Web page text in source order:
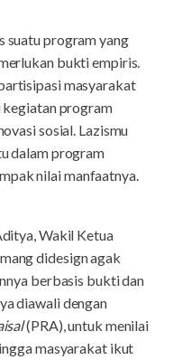
suatu program yang
bukti empiris.
masyarakat
kegiatan program
sosial. Lazismu
dalam program
nilai manfaatnya.
Wakil Ketua
didesign agak
berbasis bukti dan
diawali dengan
(PRA), untuk menilai
masyarakat ikut